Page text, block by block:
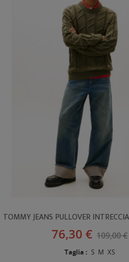
TOMMY JEANS PULLOVER
76,30 € 109,00 €
Taglia : S M XS